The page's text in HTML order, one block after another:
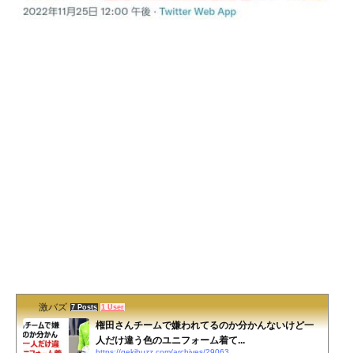
激バズ 7 Posts 1 User
権田さんチームで嫌われてるのか分かんないけど一
人だけ違う色のユニフォーム着て...